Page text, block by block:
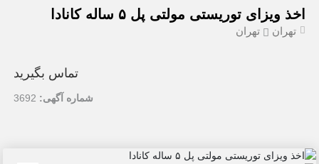
اخذ ویزای توریستی مولتی پل ۵ ساله کانادا
تهران تهران
تماس بگیرید
شماره آگهی: 3692